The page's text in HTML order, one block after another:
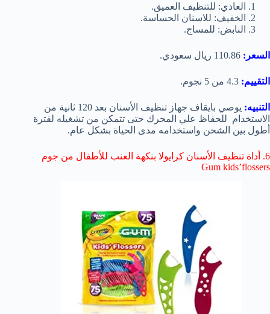
العادي: للتنظيف العميق.
الخفيف: للاسنان الحساسة.
النابض: للمساج.
السعر:
التقييم: 4.3 من 5 نجوم.
التنبيه:
يوصي بايقاف جهاز تنظيف الأسنان بعد 120 ثانية من
الاستخدام للحفاظ علي المحرك حتى تتمكن من تشغيله لفترة
أطول بين الشحن واستخدامه مدى الحياة بشكل عام.
6. أداة تنظيف الأسنان كرايولا بنكهة العنب للأطفال من جوم
Gum kids’flossers